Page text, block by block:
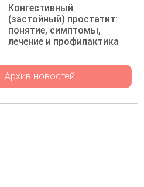
Конгестивный
(застойный) простатит:
понятие, симптомы,
лечение и профилактика
Архив новостей